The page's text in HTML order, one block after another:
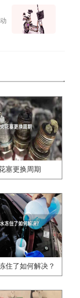
塞更换周期
住了如何解决？